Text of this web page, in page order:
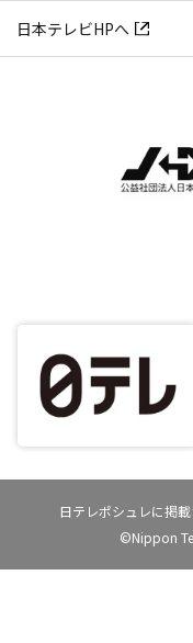
日本テレビHPへ
日テレポシュレに掲
©Nippon